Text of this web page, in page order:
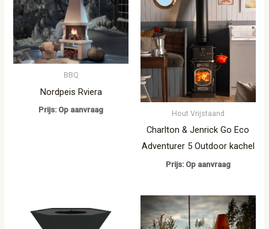
BBQ
Nordpeis Rviera
Prijs: Op aanvraag Hout Vrijstaand
Charlton & Jenrick Go Eco
Adventurer 5 Outdoor kachel
Prijs: Op aanvraag